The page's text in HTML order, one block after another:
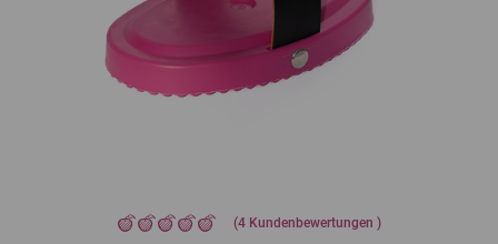
(4 Kundenbewertungen )